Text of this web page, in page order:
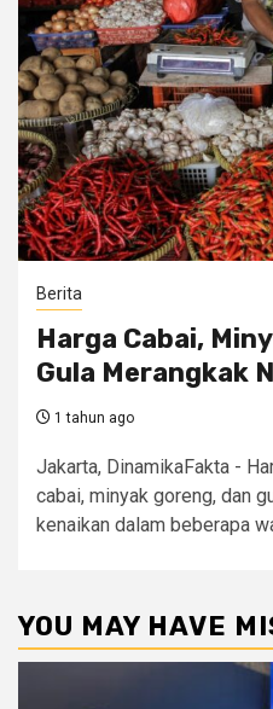
Berita
Harga Cabai,
Gula Merangkak
1 tahun ago
Jakarta, DinamikaFakta -
cabai, minyak goreng, dan
kenaikan dalam beberapa
YOU MAY HAVE